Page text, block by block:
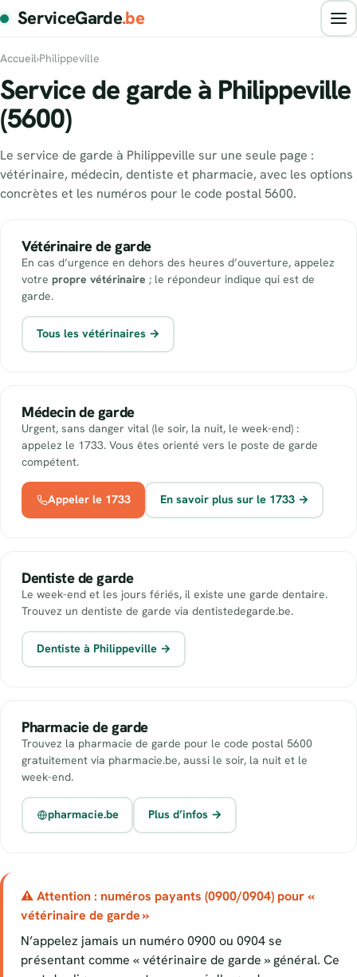
ServiceGarde.be
Accueil›Philippeville
Service de garde à Philippeville
(5600)
Le service de garde à Philippeville sur une seule page :
vétérinaire, médecin, dentiste et pharmacie, avec les options
concrètes et les numéros pour le code postal 5600.
Vétérinaire de garde
En cas d’urgence en dehors des heures d’ouverture, appelez
votre propre vétérinaire ; le répondeur indique qui est de
garde.
Tous les vétérinaires →
Médecin de garde
Urgent, sans danger vital (le soir, la nuit, le week-end) :
appelez le 1733. Vous êtes orienté vers le poste de garde
compétent.
Appeler le 1733 En savoir plus sur le 1733 →
Dentiste de garde
Le week-end et les jours fériés, il existe une garde dentaire.
Trouvez un dentiste de garde via dentistedegarde.be.
Dentiste à Philippeville →
Pharmacie de garde
Trouvez la pharmacie de garde pour le code postal 5600
gratuitement via pharmacie.be, aussi le soir, la nuit et le
week-end.
pharmacie.be Plus d’infos →
⚠ Attention : numéros payants (0900/0904) pour «
vétérinaire de garde »
N’appelez jamais un numéro 0900 ou 0904 se
présentant comme « vétérinaire de garde » général. Ce